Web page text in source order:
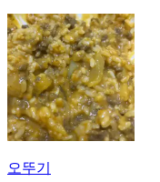
오뚜기